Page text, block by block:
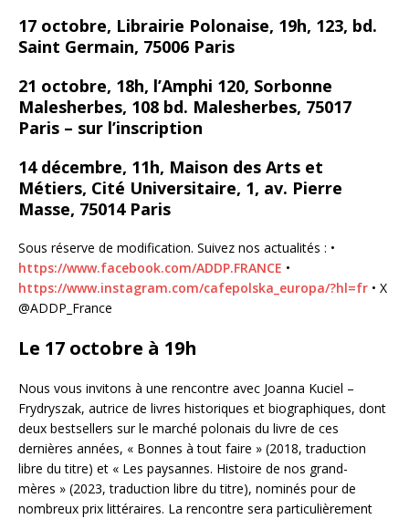
17 octobre, Librairie Polonaise, 19h, 123, bd.
Saint Germain, 75006 Paris
21 octobre, 18h, l’Amphi 120, Sorbonne
Malesherbes, 108 bd. Malesherbes, 75017
Paris – sur l’inscription
14 décembre, 11h, Maison des Arts et
Métiers, Cité Universitaire, 1, av. Pierre
Masse, 75014 Paris
Sous réserve de modification. Suivez nos actualités : •
https://www.facebook.com/ADDP.FRANCE •
https://www.instagram.com/cafepolska_europa/?hl=fr • X
@ADDP_France
Le 17 octobre à 19h
Nous vous invitons à une rencontre avec Joanna Kuciel –
Frydryszak, autrice de livres historiques et biographiques, dont
deux bestsellers sur le marché polonais du livre de ces
dernières années, « Bonnes à tout faire » (2018, traduction
libre du titre) et « Les paysannes. Histoire de nos grand-
mères » (2023, traduction libre du titre), nominés pour de
nombreux prix littéraires. La rencontre sera particulièrement